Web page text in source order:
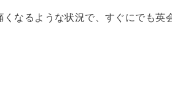
なるような状況で、すぐにでも英